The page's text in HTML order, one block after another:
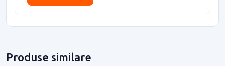
Produse similare